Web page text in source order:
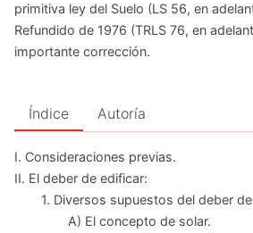
primitiva ley del Suelo (LS 56, en
Refundido de 1976 (TRLS 76, en
importante corrección.
Índice Autoría
I. Consideraciones previas.
II. El deber de edificar:
1. Diversos supuestos del deber
A) El concepto de solar.